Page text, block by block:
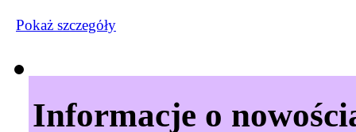
Pokaż szczegόły
Informacje o